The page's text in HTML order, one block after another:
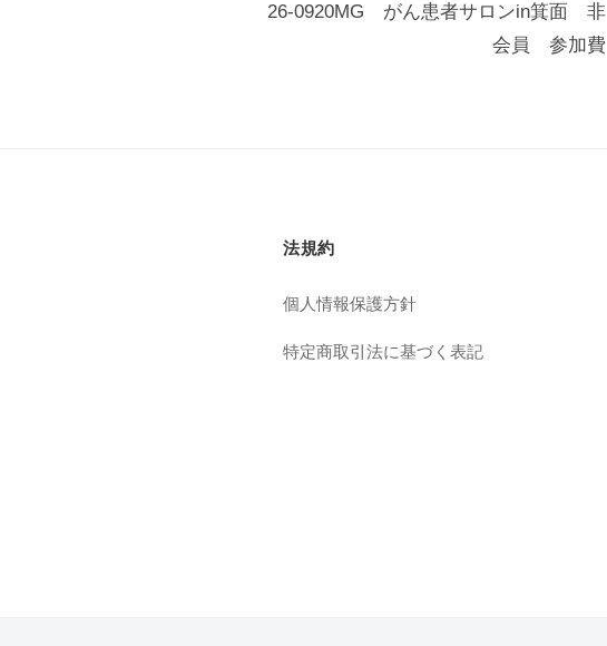
26-0920MG がん患者サロンin箕面 非
会員 参加費
法規約
個人情報保護方針
特定商取引法に基づく表記